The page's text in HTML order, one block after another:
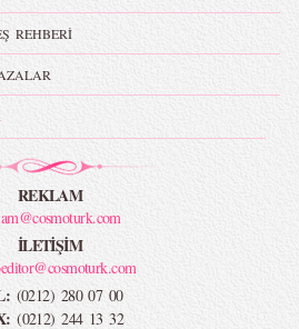
REHBERİ
REKLAM
İLETİŞİM
(0212) 280 07 00
(0212) 244 13 32